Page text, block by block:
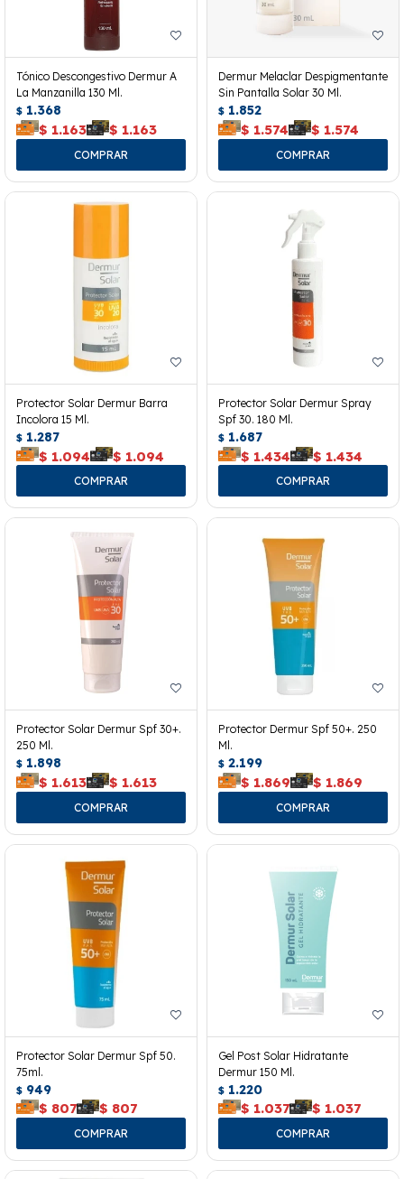
Tónico Descongestivo Dermur A
La Manzanilla 130 Ml.
$ 1.368
$ 1.163 $ 1.163
Dermur Melaclar Despigmentante
Sin Pantalla Solar 30 Ml.
$ 1.852
$ 1.574 $ 1.574
Protector Solar Dermur Barra
Incolora 15 Ml.
$ 1.287
$ 1.094 $ 1.094
Protector Solar Dermur Spray
Spf 30. 180 Ml.
$ 1.687
$ 1.434 $ 1.434
Protector Solar Dermur Spf 30+.
250 Ml.
$ 1.898
$ 1.613 $ 1.613
Protector Dermur Spf 50+. 250
Ml.
$ 2.199
$ 1.869 $ 1.869
Protector Solar Dermur Spf 50.
75ml.
$ 949
$ 807 $ 807
Gel Post Solar Hidratante
Dermur 150 Ml.
$ 1.220
$ 1.037 $ 1.037